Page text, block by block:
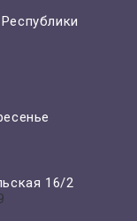
16/2